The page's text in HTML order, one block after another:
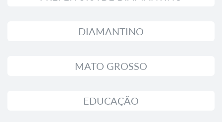
DIAMANTINO
MATO GROSSO
EDUCAÇÃO